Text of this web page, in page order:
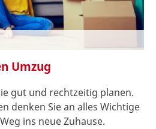
Umzug
gut und rechtzeitig planen.
denken Sie an alles Wichtige
ins neue Zuhause.